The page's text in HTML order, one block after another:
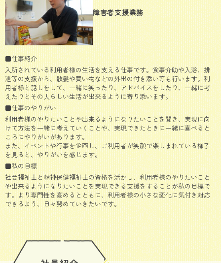
障害者支援業務
■仕事紹介
入所されている利用者様の生活を支える仕事です。食事介助や入浴、排
泄等の支援から、散髪や買い物などの外出の付き添い等も行います。利
用者様と話しをして、一緒に笑ったり、アドバイスをしたり、一緒に考
えたりとその人らしい生活が出来るように寄り添います。
■仕事のやりがい
利用者様のやりたいことや出来るようになりたいことを聞き、実現に向
けて方法を一緒に考えていくことや、実現できたときに一緒に喜べると
ころにやりがいがあります。
また、イベントや行事を企画し、ご利用者が笑顔で楽しまれている様子
を見ると、やりがいを感じます。
■私の目標
社会福祉士と精神保健福祉士の資格を活かし、利用者様のやりたいこと
や出来るようになりたいことを実現できる支援をすることが私の目標で
す。より専門性を高めるとともに、利用者様の小さな変化に気付き対応
できるよう、日々努めていきたいです。